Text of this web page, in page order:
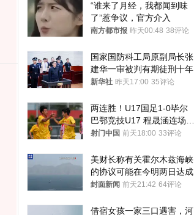
“谁来了月经，我都闻到味
了”惹争议，官方介入
南方都市报 昨天00:48 38评论
国家国防科工局原副局长张
建华一审被判有期徒刑十年
新华社 昨天17:00 35评论
两连胜！U17国足1-0毕尔
巴鄂竞技U17 程晟涵连场破
门
射门中国 前天18:00 33评论
美财长称有关霍尔木兹海峡
的协议可能在今明两日达成
封面新闻 前天21:42 64评论
借宿女孩一家三口遇害，河